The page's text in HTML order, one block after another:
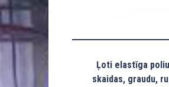
Ļoti elastīga
skaidas, graudu,